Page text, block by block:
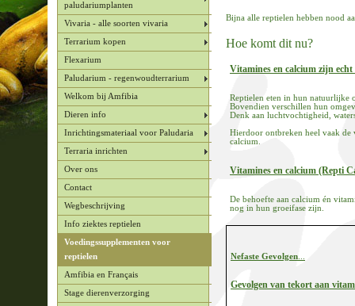
paludariumplanten
Vivaria - alle soorten vivaria
Terrarium kopen
Flexarium
Paludarium - regenwoudterrarium
Welkom bij Amfibia
Dieren info
Inrichtingsmateriaal voor Paludaria
Terraria inrichten
Over ons
Contact
Wegbeschrijving
Info ziektes reptielen
Voedingssupplementen voor
reptielen
Amfibia en Français
Stage dierenverzorging
Bijna alle reptielen hebben nood
Hoe komt dit nu?
Vitamines en calcium zijn
Reptielen eten in hun natuurlijke
Bovendien verschillen hun
Denk aan luchtvochtigheid,
Hierdoor ontbreken heel vaak de
calcium.
Vitamines en calcium (Repti
De behoefte aan calcium én
nog in hun groeifase zijn.
Nefaste Gevolgen
Gevolgen van tekort aan